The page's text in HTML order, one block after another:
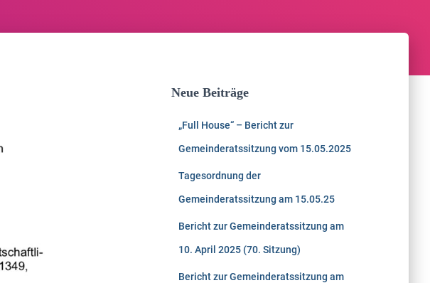
Neue Beiträge
„Full House“ – Bericht zur
Gemeinderatssitzung vom 15.05.2025
Tagesordnung der
Gemeinderatssitzung am 15.05.25
Bericht zur Gemeinderatssitzung am
10. April 2025 (70. Sitzung)
Bericht zur Gemeinderatssitzung am